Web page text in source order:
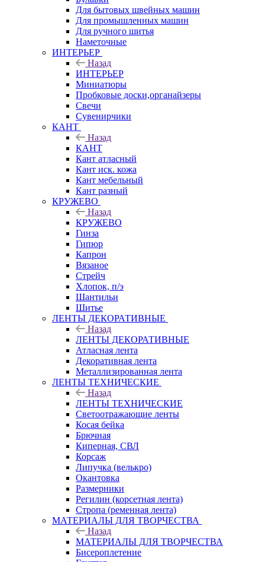
Для бытовых швейных машин
Для промышленных машин
Для ручного шитья
Наметочные
ИНТЕРЬЕР
Назад
ИНТЕРЬЕР
Миниатюры
Пробковые доски,органайзеры
Свечи
Сувенирчики
КАНТ
Назад
КАНТ
Кант атласный
Кант иск. кожа
Кант мебельный
Кант разный
КРУЖЕВО
Назад
КРУЖЕВО
Гинза
Гипюр
Капрон
Вязаное
Стрейч
Хлопок, п/э
Шантильи
Шитье
ЛЕНТЫ ДЕКОРАТИВНЫЕ
Назад
ЛЕНТЫ ДЕКОРАТИВНЫЕ
Атласная лента
Декоративная лента
Металлизированная лента
ЛЕНТЫ ТЕХНИЧЕСКИЕ
Назад
ЛЕНТЫ ТЕХНИЧЕСКИЕ
Светоотражающие ленты
Косая бейка
Брючная
Киперная, СВЛ
Корсаж
Липучка (велькро)
Окантовка
Размерники
Регилин (корсетная лента)
Стропа (ременная лента)
МАТЕРИАЛЫ ДЛЯ ТВОРЧЕСТВА
Назад
МАТЕРИАЛЫ ДЛЯ ТВОРЧЕСТВА
Бисероплетение